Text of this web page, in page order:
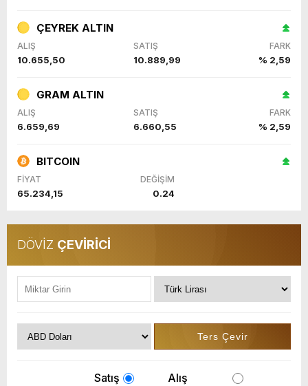
ÇEYREK ALTIN
ALIŞ SATIŞ FARK
10.655,50 10.889,99 % 2,59
GRAM ALTIN
ALIŞ SATIŞ FARK
6.659,69 6.660,55 % 2,59
BITCOIN
FİYAT DEĞİŞİM
65.234,15 0.24
DÖVİZ ÇEVİRİCİ
Satış Alış